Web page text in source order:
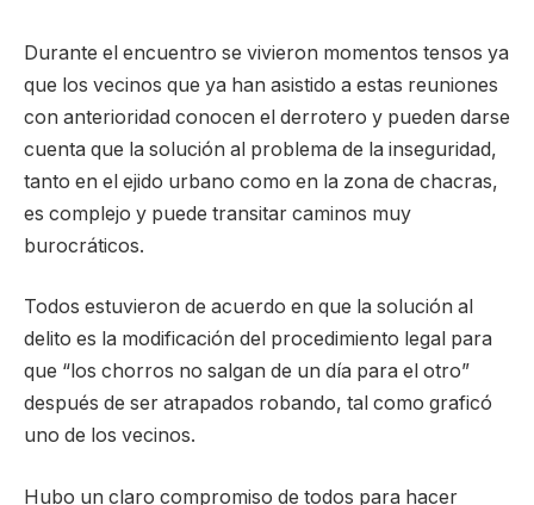
Durante el encuentro se vivieron momentos tensos ya
que los vecinos que ya han asistido a estas reuniones
con anterioridad conocen el derrotero y pueden darse
cuenta que la solución al problema de la inseguridad,
tanto en el ejido urbano como en la zona de chacras,
es complejo y puede transitar caminos muy
burocráticos.
Todos estuvieron de acuerdo en que la solución al
delito es la modificación del procedimiento legal para
que “los chorros no salgan de un día para el otro”
después de ser atrapados robando, tal como graficó
uno de los vecinos.
Hubo un claro compromiso de todos para hacer